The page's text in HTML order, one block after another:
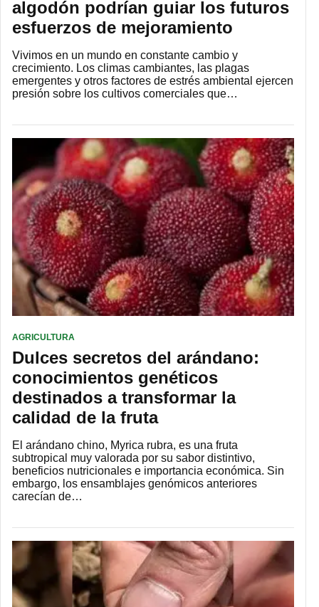
algodón podrían guiar los futuros
esfuerzos de mejoramiento
Vivimos en un mundo en constante cambio y
crecimiento. Los climas cambiantes, las plagas
emergentes y otros factores de estrés ambiental ejercen
presión sobre los cultivos comerciales que…
AGRICULTURA
Dulces secretos del arándano:
conocimientos genéticos
destinados a transformar la
calidad de la fruta
El arándano chino, Myrica rubra, es una fruta
subtropical muy valorada por su sabor distintivo,
beneficios nutricionales e importancia económica. Sin
embargo, los ensamblajes genómicos anteriores
carecían de…